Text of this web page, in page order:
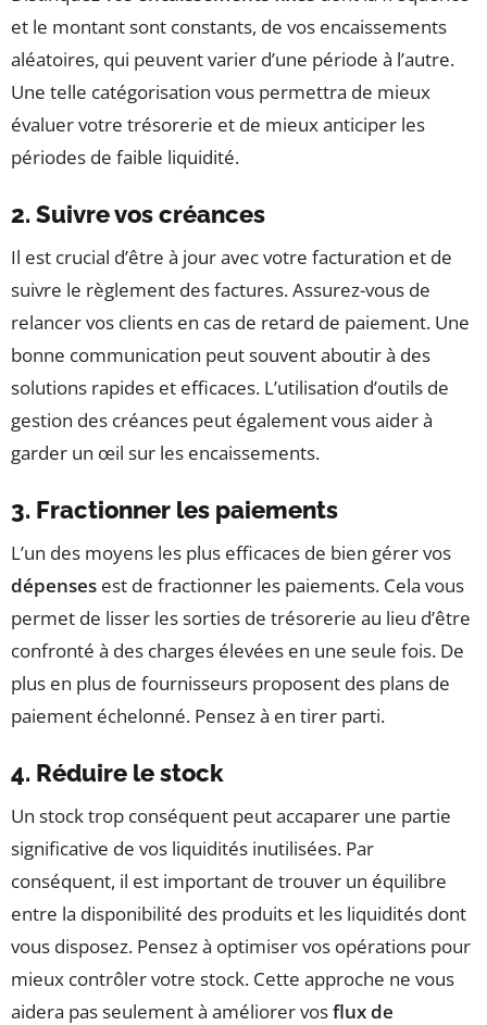
et le montant sont constants, de vos encaissements
aléatoires, qui peuvent varier d’une période à l’autre.
Une telle catégorisation vous permettra de mieux
évaluer votre trésorerie et de mieux anticiper les
périodes de faible liquidité.
2. Suivre vos créances
Il est crucial d’être à jour avec votre facturation et de
suivre le règlement des factures. Assurez-vous de
relancer vos clients en cas de retard de paiement. Une
bonne communication peut souvent aboutir à des
solutions rapides et efficaces. L’utilisation d’outils de
gestion des créances peut également vous aider à
garder un œil sur les encaissements.
3. Fractionner les paiements
L’un des moyens les plus efficaces de bien gérer vos
dépenses est de fractionner les paiements. Cela vous
permet de lisser les sorties de trésorerie au lieu d’être
confronté à des charges élevées en une seule fois. De
plus en plus de fournisseurs proposent des plans de
paiement échelonné. Pensez à en tirer parti.
4. Réduire le stock
Un stock trop conséquent peut accaparer une partie
significative de vos liquidités inutilisées. Par
conséquent, il est important de trouver un équilibre
entre la disponibilité des produits et les liquidités dont
vous disposez. Pensez à optimiser vos opérations pour
mieux contrôler votre stock. Cette approche ne vous
aidera pas seulement à améliorer vosflux de